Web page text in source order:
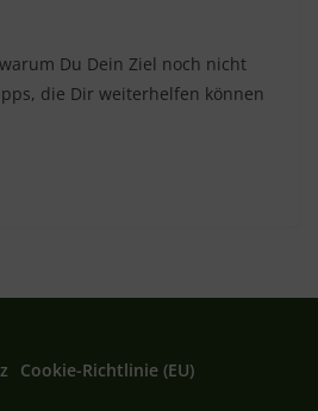
Du Dein Ziel noch nicht
die Dir weiterhelfen können
Cookie-Richtlinie (EU)